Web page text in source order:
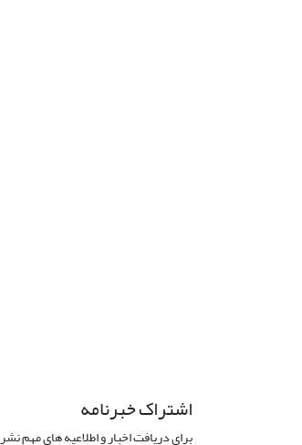
اشتراک خبرنامه
برای دریافت اخبار و اطلاعیه های مهم